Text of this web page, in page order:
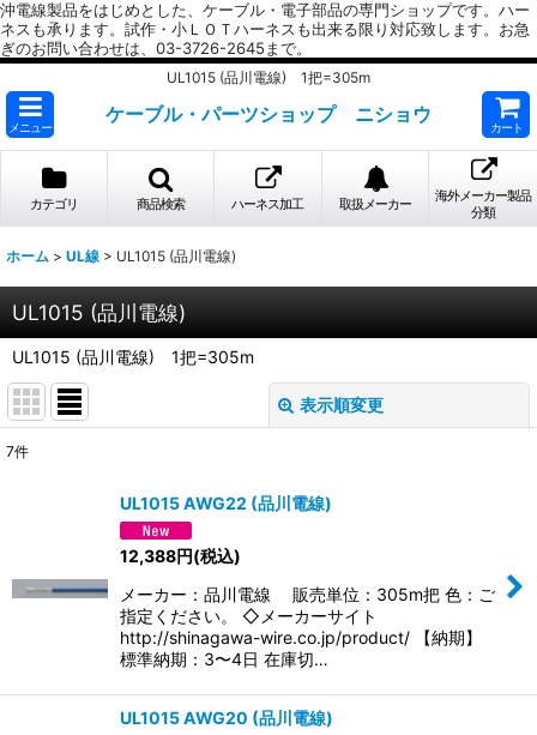
沖電線製品をはじめとした、ケーブル・電子部品の専門ショップです。ハー
ネスも承ります。試作・小ＬＯＴハーネスも出来る限り対応致します。お急
ぎのお問い合わせは、03-3726-2645まで。
UL1015 (品川電線) 1把=305m
メニュー
ケーブル・パーツショップ ニショウ
カート
カテゴリ 商品検索 ハーネス加工 取扱メーカー
海外メーカー製品
分類
ホーム > UL線 > UL1015 (品川電線)
UL1015 (品川電線)
UL1015 (品川電線) 1把=305m
表示順変更
絞り込む
7件
UL1015 AWG22 (品川電線)
12,388円(税込)
メーカー：品川電線 販売単位：305m把 色：ご
指定ください。 ◇メーカーサイト
http://shinagawa-wire.co.jp/product/ 【納期】
標準納期：3〜4日 在庫切…
UL1015 AWG20 (品川電線)